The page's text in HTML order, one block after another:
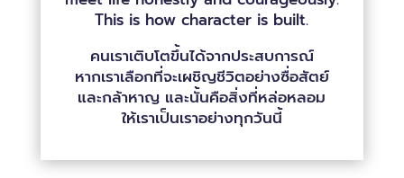
This is how character is built.
คนเราเติบโตขึ้นได้จากประสบการณ์
หากเราเลือกที่จะเผชิญชีวิตอย่างซื่อสัตย์
และกล้าหาญ และนั้นคือสิ่งที่หล่อหลอม
ให้เราเป็นเราอย่างทุกวันนี้